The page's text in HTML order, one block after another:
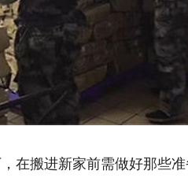
在搬进新家前需做好那些